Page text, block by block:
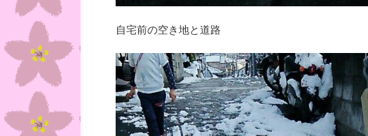
自宅前の空き地と道路